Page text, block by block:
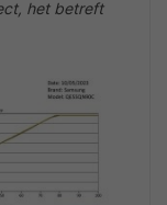
het betreft